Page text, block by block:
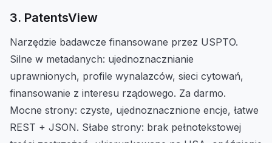
3. PatentsView
Narzędzie badawcze finansowane przez USPTO.
Silne w metadanych: ujednoznacznianie
uprawnionych, profile wynalazców, sieci cytowań,
finansowanie z interesu rządowego. Za darmo.
Mocne strony: czyste, ujednoznacznione encje, łatwe
REST + JSON. Słabe strony: brak pełnotekstowej